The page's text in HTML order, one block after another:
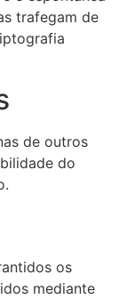
trafegam de
de outros
do
os
mediante